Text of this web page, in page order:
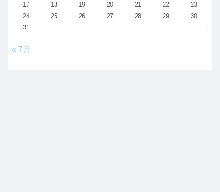
17
18 19 20 21 22
23
24
25 26 27 28 29
30
31
« 7月